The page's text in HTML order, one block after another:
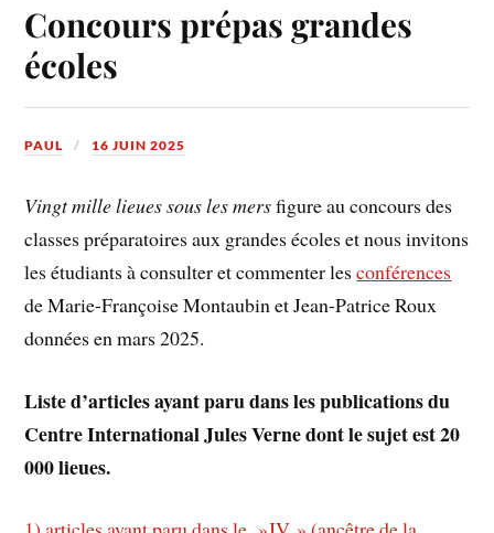
Concours prépas grandes
écoles
PAUL 16 JUIN 2025
Vingt mille lieues sous les mersfigure au concours des
classes préparatoires aux grandes écoles et nous invitons
les étudiants à consulter et commenter lesconférences
de Marie-Françoise Montaubin et Jean-Patrice Roux
données en mars 2025.
Liste d’articles ayant paru dans les publications du
Centre International Jules Verne dont le sujet est 20
000 lieues.